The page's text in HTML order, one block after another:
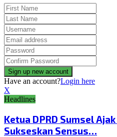
Have an account?Login here
X
Headlines
Ketua DPRD Sumsel
Sukseskan Sensus…